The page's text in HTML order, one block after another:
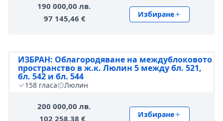
190 000,00 лв.
97 145,46 €
Избиране
ИЗБРАН: Облагородяване на междублоковото
пространство в ж.к. Люлин 5 между бл. 521,
бл. 542 и бл. 544
158 гласа Люлин
200 000,00 лв.
102 258,38 €
Избиране